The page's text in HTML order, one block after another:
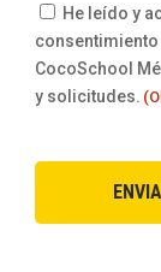
(Obligatorio)
He leído y
CocoSchool
y solicitudes.